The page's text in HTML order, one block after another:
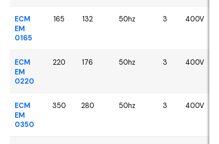
ECM
EM
0165
165 132 50hz 3 400V
ECM
EM
0220
220 176 50hz 3 400V
ECM
EM
0350
350 280 50hz 3 400V